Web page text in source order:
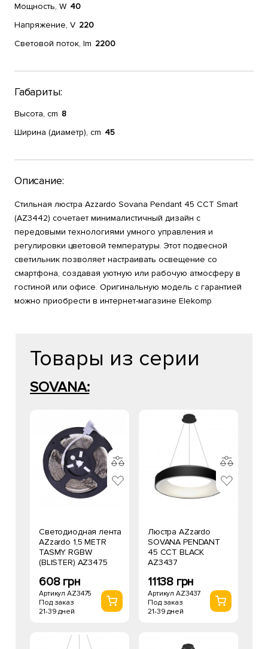
Мощность, W 40
Напряжение, V 220
Световой поток, lm 2200
Габариты:
Высота, cm 8
Ширина (диаметр), cm 45
Описание:
Стильная люстра Azzardo Sovana Pendant 45 CCT Smart
(AZ3442) сочетает минималистичный дизайн с
передовыми технологиями умного управления и
регулировки цветовой температуры. Этот подвесной
светильник позволяет настраивать освещение со
смартфона, создавая уютную или рабочую атмосферу в
гостиной или офисе. Оригинальную модель с гарантией
можно приобрести в интернет-магазине Elekomp
Товары из серии
SOVANA:
Светодиодная лента
AZzardo 1,5 METR
TASMY RGBW
(BLISTER) AZ3475
608 грн
Артикул AZ3475
Под заказ
21-39 дней
Люстра AZzardo
SOVANA PENDANT
45 CCT BLACK
AZ3437
11138 грн
Артикул AZ3437
Под заказ
21-39 дней